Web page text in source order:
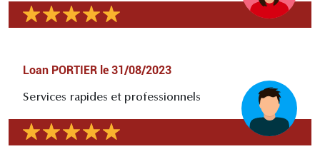
Loan PORTIER le 31/08/2023
Services rapides et professionnels